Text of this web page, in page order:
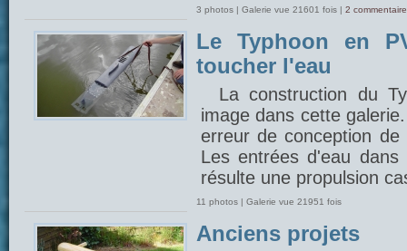
3 photos | Galerie vue 21601 fois | 2
Le Typhoon en
toucher l'eau
La construction du
image dans cette
erreur de conception
Les entrées d'eau
résulte une propulsion
11 photos | Galerie vue 21951 fois
Anciens projets